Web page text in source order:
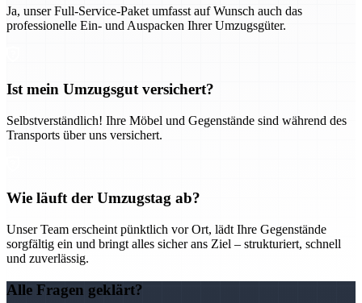
Ja, unser Full-Service-Paket umfasst auf Wunsch auch das
professionelle Ein- und Auspacken Ihrer Umzugsgüter.
Ist mein Umzugsgut versichert?
Selbstverständlich! Ihre Möbel und Gegenstände sind während des
Transports über uns versichert.
Wie läuft der Umzugstag ab?
Unser Team erscheint pünktlich vor Ort, lädt Ihre Gegenstände
sorgfältig ein und bringt alles sicher ans Ziel – strukturiert, schnell
und zuverlässig.
Alle Fragen geklärt?